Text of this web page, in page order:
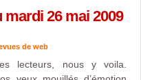
mardi 26 mai 2009
de web
lecteurs, nous y voila.